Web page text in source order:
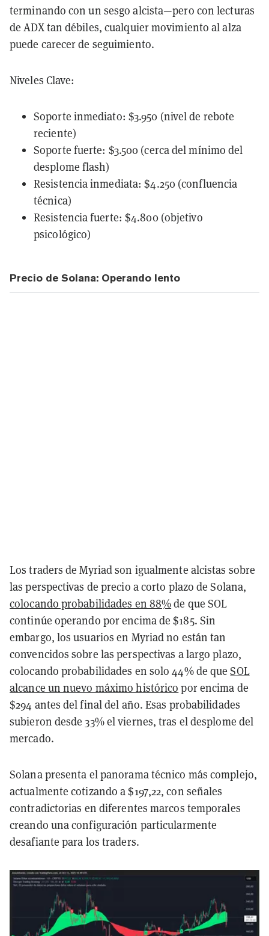
terminando con un sesgo alcista—pero con lecturas
de ADX tan débiles, cualquier movimiento al alza
puede carecer de seguimiento.
Niveles Clave:
Soporte inmediato: $3.950 (nivel de rebote
reciente)
Soporte fuerte: $3.500 (cerca del mínimo del
desplome flash)
Resistencia inmediata: $4.250 (confluencia
técnica)
Resistencia fuerte: $4.800 (objetivo
psicológico)
Precio de Solana: Operando lento
Los traders de Myriad son igualmente alcistas sobre
las perspectivas de precio a corto plazo de Solana,
colocando probabilidades en 88%de que SOL
continúe operando por encima de $185. Sin
embargo, los usuarios en Myriad no están tan
convencidos sobre las perspectivas a largo plazo,
colocando probabilidades en solo 44% de queSOL
alcance un nuevo máximo histórico por encima de
$294 antes del final del año. Esas probabilidades
subieron desde 33% el viernes, tras el desplome del
mercado.
Solana presenta el panorama técnico más complejo,
actualmente cotizando a $197,22, con señales
contradictorias en diferentes marcos temporales
creando una configuración particularmente
desafiante para los traders.